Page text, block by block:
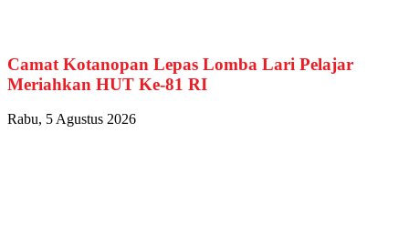
Camat Kotanopan Lepas Lomba Lari Pelajar
Meriahkan HUT Ke-81 RI
Rabu, 5 Agustus 2026